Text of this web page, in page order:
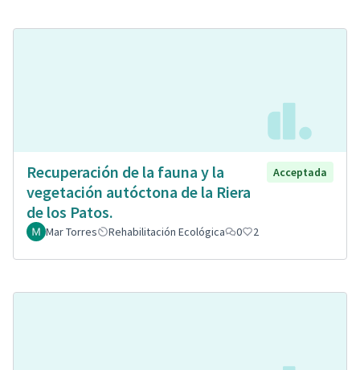
Recuperación de la fauna y la
vegetación autóctona de la Riera
de los Patos.
Acceptada
Mar Torres Rehabilitación Ecológica 0 2